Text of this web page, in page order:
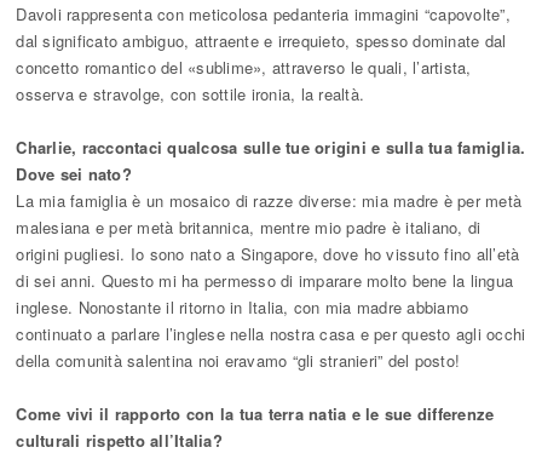
Davoli rappresenta con meticolosa pedanteria immagini “capovolte”,
dal significato ambiguo, attraente e irrequieto, spesso dominate dal
concetto romantico del «sublime», attraverso le quali, l’artista,
osserva e stravolge, con sottile ironia, la realtà.
Charlie, raccontaci qualcosa sulle tue origini e sulla tua famiglia.
Dove sei nato?
La mia famiglia è un mosaico di razze diverse: mia madre è per metà
malesiana e per metà britannica, mentre mio padre è italiano, di
origini pugliesi. Io sono nato a Singapore, dove ho vissuto fino all’età
di sei anni. Questo mi ha permesso di imparare molto bene la lingua
inglese. Nonostante il ritorno in Italia, con mia madre abbiamo
continuato a parlare l’inglese nella nostra casa e per questo agli occhi
della comunità salentina noi eravamo “gli stranieri” del posto!
Come vivi il rapporto con la tua terra natia e le sue differenze
culturali rispetto all’Italia?